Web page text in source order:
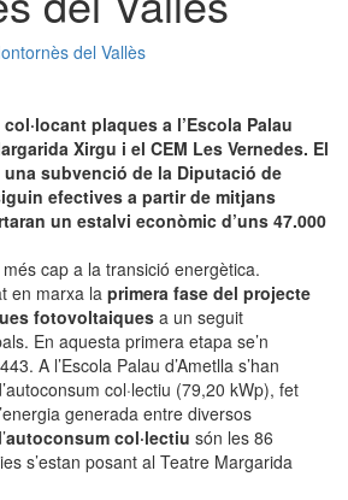
del Vallès
plaques a l’Escola Palau
Xirgu i el CEM Les Vernedes. El
subvenció de la Diputació de
efectives a partir de mitjans
un estalvi econòmic d’uns 47.000
cap a la transició energètica.
en marxa la primera fase del projecte
fotovoltaiques a un seguit
En aquesta primera etapa se’n
A l’Escola Palau d’Ametlla s’han
col·lectiu (79,20 kWp), fet
generada entre diversos
autoconsum col·lectiu són les 86
s’estan posant al Teatre Margarida